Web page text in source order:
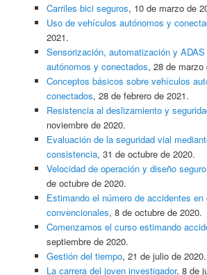
Carriles bici seguros, 10 de marzo de
Uso de vehículos autónomos y
2021.
Sensorización, automatización y
autónomos y conectados, 28 de marzo
Conceptos básicos sobre vehículos
conectados, 28 de febrero de 2021.
Resistencia al deslizamiento y
noviembre de 2020.
Evaluación de la seguridad vial
consistencia, 31 de octubre de 2020.
Velocidad de operación y diseño
de octubre de 2020.
Estimando el número de accidentes en
convencionales, 8 de octubre de 2020.
Comenzamos el curso estimando
septiembre de 2020.
Gestión del tiempo, 21 de julio de 2020.
La carrera del joven investigador, 8 de